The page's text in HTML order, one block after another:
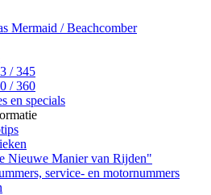
Mermaid / Beachcomber
/ 345
/ 360
en specials
Nieuwe Manier van Rijden"
service- en motornummers